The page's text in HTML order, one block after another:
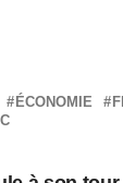
ÉCONOMIE